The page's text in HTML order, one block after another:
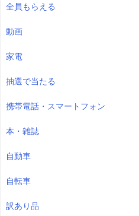
全員もらえる
動画
家電
抽選で当たる
携帯電話・スマートフォン
本・雑誌
自動車
自転車
訳あり品